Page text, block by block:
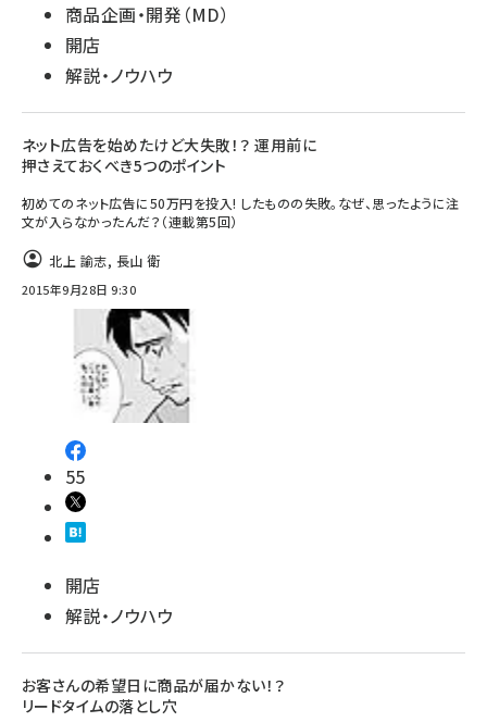
商品企画・開発（MD）
開店
解説・ノウハウ
ネット広告を始めたけど大失敗！？ 運用前に
押さえておくべき5つのポイント
初めてのネット広告に50万円を投入! したものの失敗。なぜ、思ったように注
文が入らなかったんだ？（連載第5回）
北上 諭志, 長山 衛
2015年9月28日 9:30
55
開店
解説・ノウハウ
お客さんの希望日に商品が届かない！？
リードタイムの落とし穴